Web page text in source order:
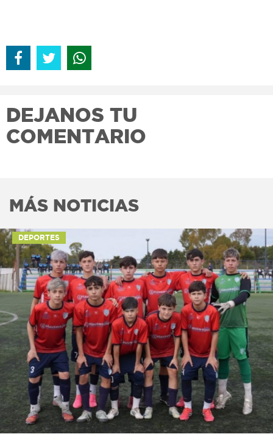
DEJANOS TU
COMENTARIO
MÁS NOTICIAS
DEPORTES